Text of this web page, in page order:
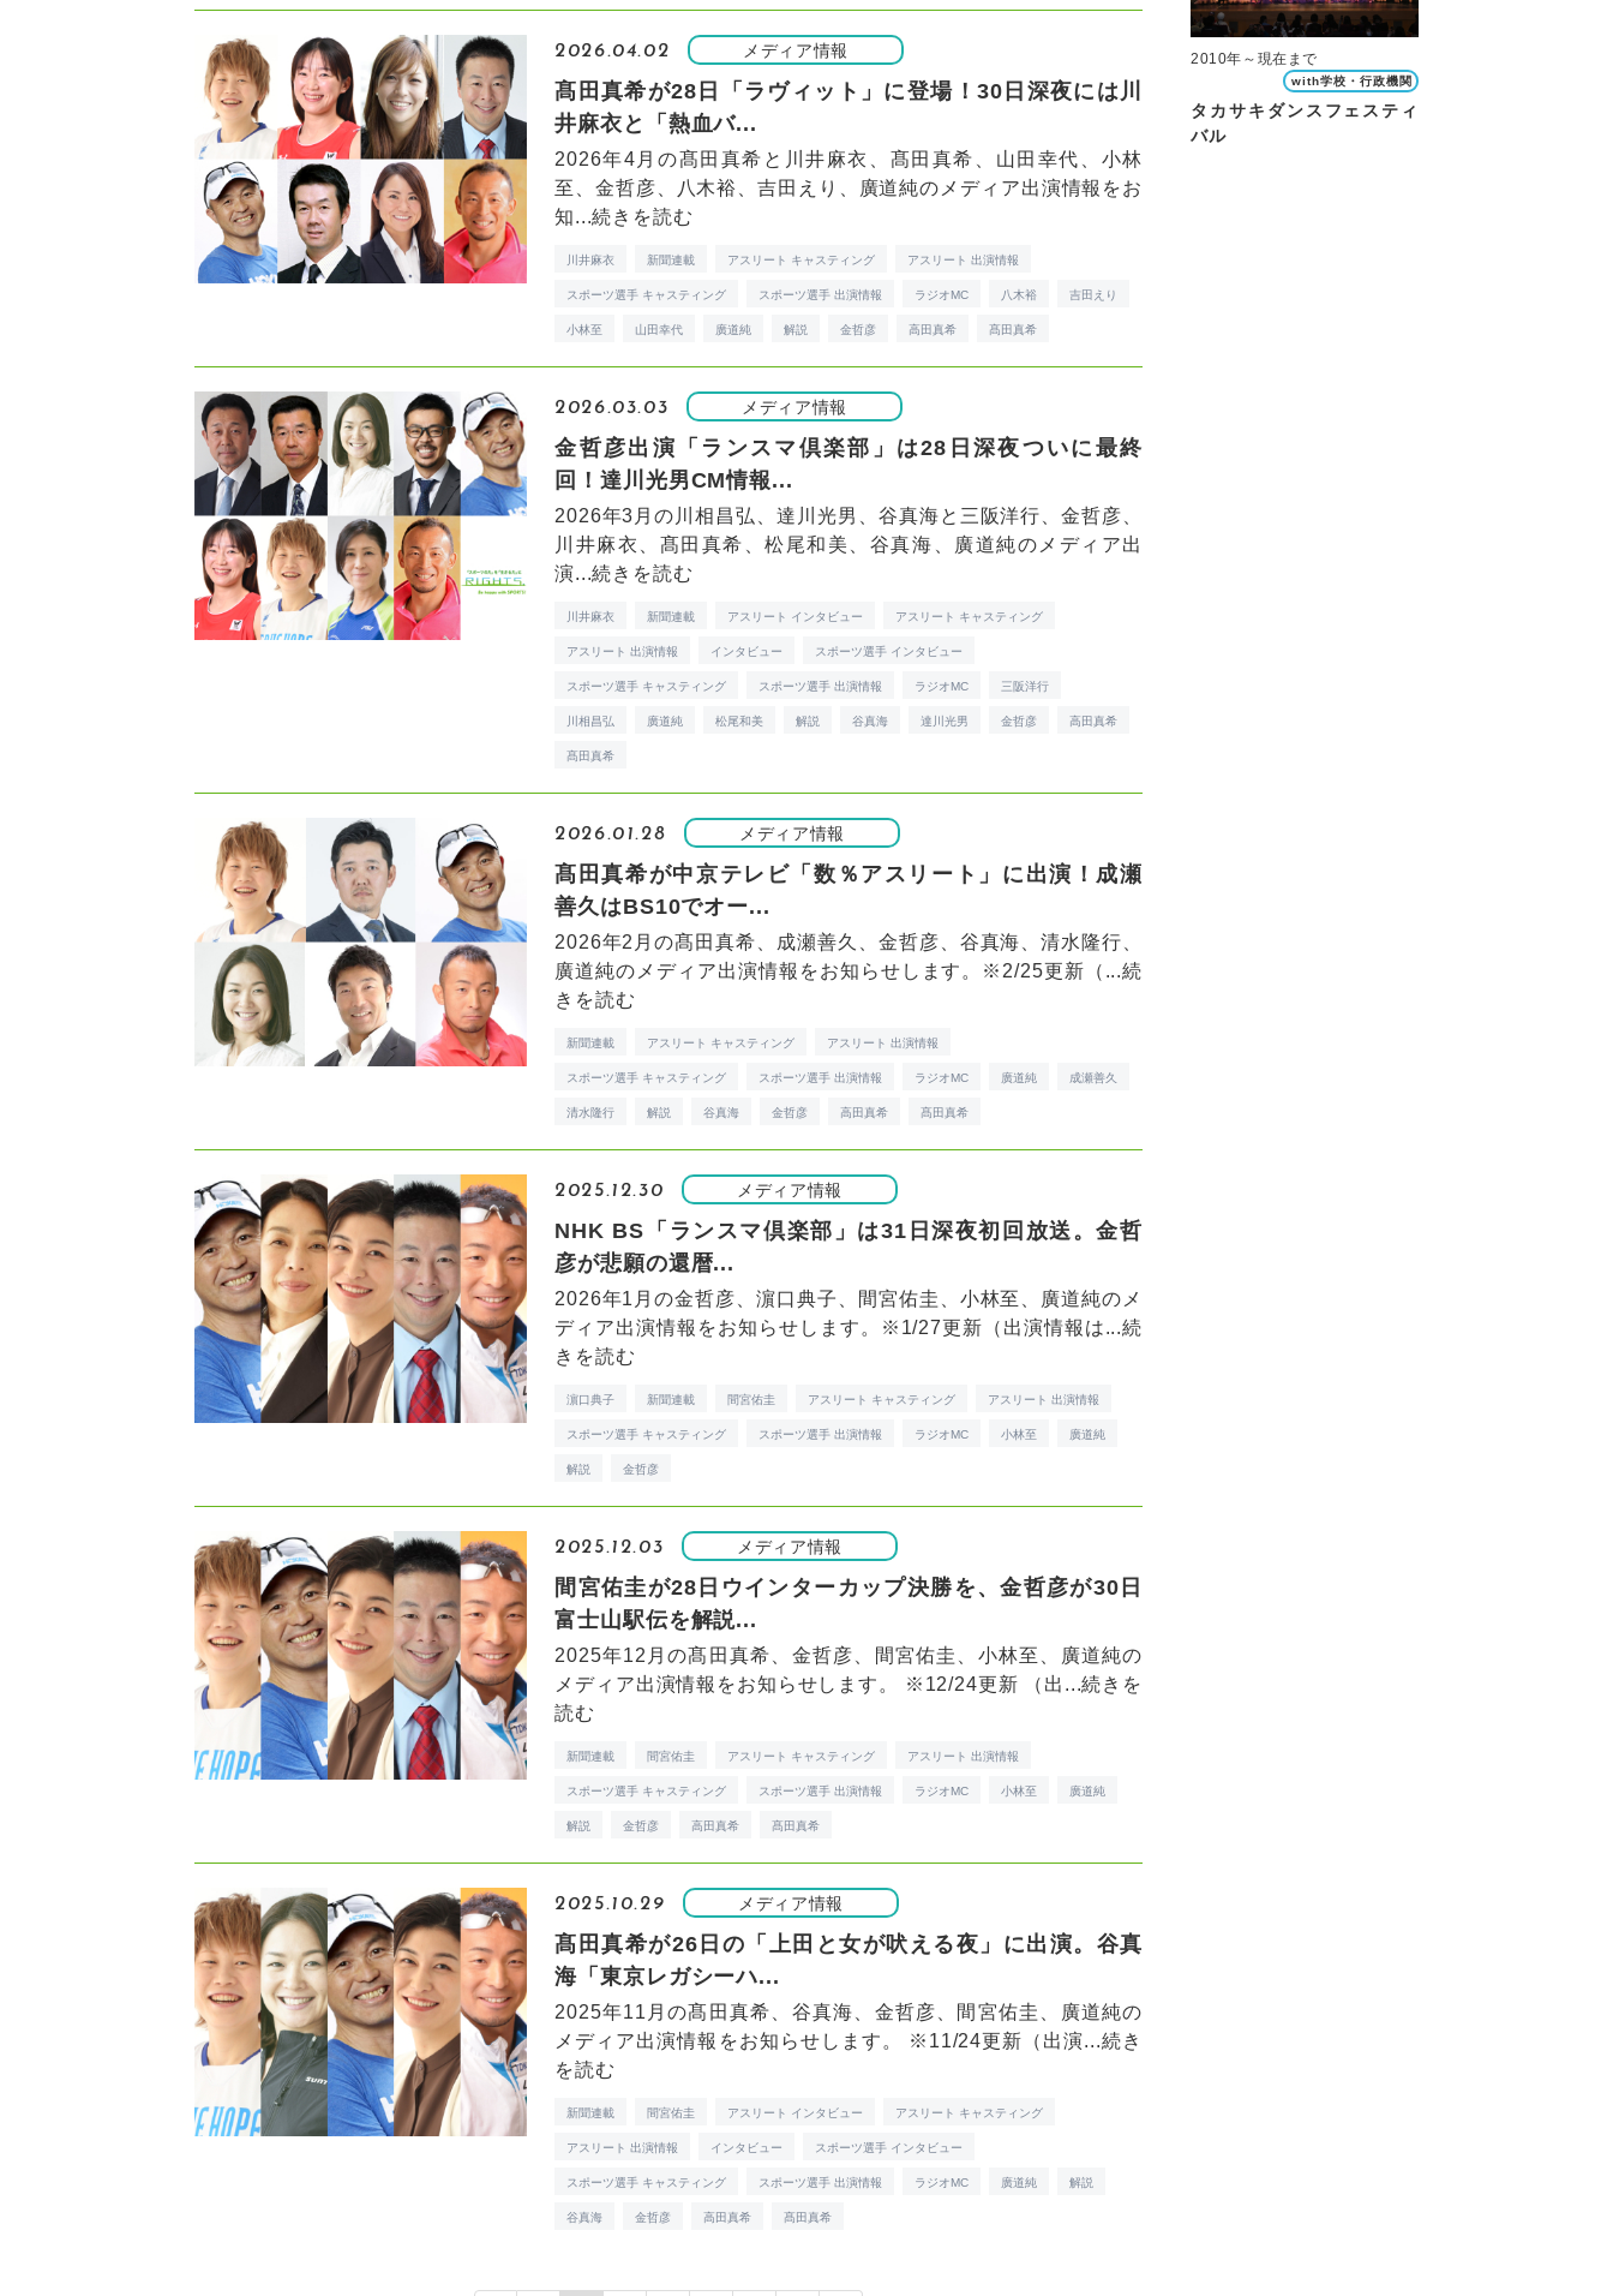
2026.04.02 メディア情報
髙田真希が28日「ラヴィット」に登場！30日深夜には川
井麻衣と「熱血バ...
2026年4月の髙田真希と川井麻衣、髙田真希、山田幸代、小林
至、金哲彦、八木裕、吉田えり、廣道純のメディア出演情報をお
知...続きを読む
川井麻衣 新聞連載 アスリート キャスティング アスリート 出演情報
スポーツ選手 キャスティング スポーツ選手 出演情報 ラジオMC 八木裕 吉田えり
小林至 山田幸代 廣道純 解説 金哲彦 高田真希 髙田真希
2026.03.03 メディア情報
金哲彦出演「ランスマ倶楽部」は28日深夜ついに最終
回！達川光男CM情報...
2026年3月の川相昌弘、達川光男、谷真海と三阪洋行、金哲彦、
川井麻衣、髙田真希、松尾和美、谷真海、廣道純のメディア出
演...続きを読む
川井麻衣 新聞連載 アスリート インタビュー アスリート キャスティング
アスリート 出演情報 インタビュー スポーツ選手 インタビュー
スポーツ選手 キャスティング スポーツ選手 出演情報 ラジオMC 三阪洋行
川相昌弘 廣道純 松尾和美 解説 谷真海 達川光男 金哲彦 高田真希
髙田真希
2026.01.28 メディア情報
髙田真希が中京テレビ「数％アスリート」に出演！成瀬
善久はBS10でオー...
2026年2月の髙田真希、成瀬善久、金哲彦、谷真海、清水隆行、
廣道純のメディア出演情報をお知らせします。※2/25更新（...続
きを読む
新聞連載 アスリート キャスティング アスリート 出演情報
スポーツ選手 キャスティング スポーツ選手 出演情報 ラジオMC 廣道純 成瀬善久
清水隆行 解説 谷真海 金哲彦 高田真希 髙田真希
2025.12.30 メディア情報
NHK BS「ランスマ倶楽部」は31日深夜初回放送。金哲
彦が悲願の還暦...
2026年1月の金哲彦、濵口典子、間宮佑圭、小林至、廣道純のメ
ディア出演情報をお知らせします。※1/27更新（出演情報は...続
きを読む
濵口典子 新聞連載 間宮佑圭 アスリート キャスティング アスリート 出演情報
スポーツ選手 キャスティング スポーツ選手 出演情報 ラジオMC 小林至 廣道純
解説 金哲彦
2025.12.03 メディア情報
間宮佑圭が28日ウインターカップ決勝を、金哲彦が30日
富士山駅伝を解説...
2025年12月の髙田真希、金哲彦、間宮佑圭、小林至、廣道純の
メディア出演情報をお知らせします。 ※12/24更新 （出...続きを
読む
新聞連載 間宮佑圭 アスリート キャスティング アスリート 出演情報
スポーツ選手 キャスティング スポーツ選手 出演情報 ラジオMC 小林至 廣道純
解説 金哲彦 高田真希 髙田真希
2025.10.29 メディア情報
髙田真希が26日の「上田と女が吠える夜」に出演。谷真
海「東京レガシーハ...
2025年11月の髙田真希、谷真海、金哲彦、間宮佑圭、廣道純の
メディア出演情報をお知らせします。 ※11/24更新（出演...続き
を読む
新聞連載 間宮佑圭 アスリート インタビュー アスリート キャスティング
アスリート 出演情報 インタビュー スポーツ選手 インタビュー
スポーツ選手 キャスティング スポーツ選手 出演情報 ラジオMC 廣道純 解説
谷真海 金哲彦 高田真希 髙田真希
2010年～現在まで
with学校・行政機関
タカサキダンスフェスティ
バル